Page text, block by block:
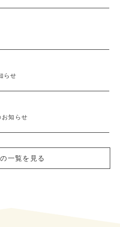
らせ
知らせ
一覧を見る